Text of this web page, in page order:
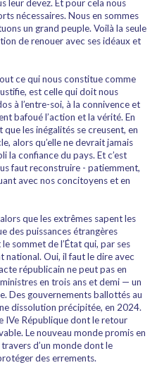
leur devez. Et pour cela nous
nécessaires. Nous en sommes
un grand peuple. Voilà la seule
de renouer avec ses idéaux et
ce qui nous constitue comme
est celle qui doit nous
à l’entre-soi, à la connivence et
bafoué l’action et la vérité. En
les inégalités se creusent, en
alors qu’elle ne devrait jamais
la confiance du pays. Et c’est
faut reconstruire - patiemment,
avec nos concitoyens et en
que les extrêmes sapent les
des puissances étrangères
sommet de l’État qui, par ses
national. Oui, il faut le dire avec
républicain ne peut pas en
en trois ans et demi — un
Des gouvernements ballottés au
dissolution précipitée, en 2024.
IVe République dont le retour
Le nouveau monde promis en
d’un monde dont le
des errements.